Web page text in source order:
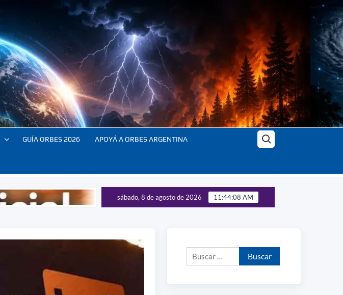
GUÍA ORBES 2026 APOYÁ A ORBES ARGENTINA
Buscar:
sábado, 8 de agosto de 2026 11:44:09 AM
Buscar: